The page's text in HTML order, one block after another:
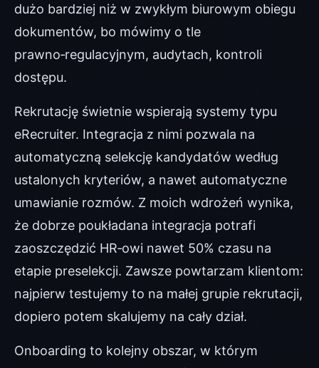
dużo bardziej niż w zwykłym biurowym obiegu
dokumentów, bo mówimy o tle
prawno‑regulacyjnym, audytach, kontroli
dostępu.
Rekrutację świetnie wspierają systemy typu
eRecruiter. Integracja z nimi pozwala na
automatyczną selekcję kandydatów według
ustalonych kryteriów, a nawet automatyczne
umawianie rozmów. Z moich wdrożeń wynika,
że dobrze poukładana integracja potrafi
zaoszczędzić HR‑owi nawet 50% czasu na
etapie preselekcji. Zawsze powtarzam klientom:
najpierw testujemy to na małej grupie rekrutacji,
dopiero potem skalujemy na cały dział.
Onboarding to kolejny obszar, w którym